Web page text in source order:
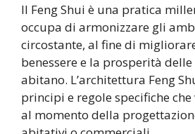
Il Feng Shui è una pratica
occupa di armonizzare gli
circostante, al fine di
benessere e la prosperità
abitano. L’architettura Feng
principi e regole specifiche
al momento della